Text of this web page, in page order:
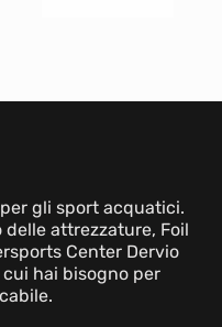
gli sport acquatici.
attrezzature, Foil
Center Dervio
hai bisogno per